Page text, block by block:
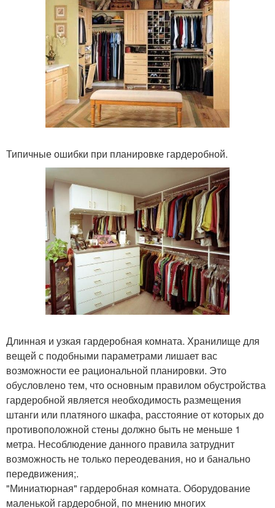
Типичные ошибки при планировке гардеробной.
Длинная и узкая гардеробная комната. Хранилище для
вещей с подобными параметрами лишает вас
возможности ее рациональной планировки. Это
обусловлено тем, что основным правилом обустройства
гардеробной является необходимость размещения
штанги или платяного шкафа, расстояние от которых до
противоположной стены должно быть не меньше 1
метра. Несоблюдение данного правила затруднит
возможность не только переодевания, но и банально
передвижения;.
"Миниатюрная" гардеробная комната. Оборудование
маленькой гардеробной, по мнению многих